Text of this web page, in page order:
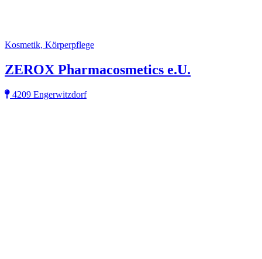
Kosmetik, Körperpflege
ZEROX Pharmacosmetics e.U.
4209 Engerwitzdorf